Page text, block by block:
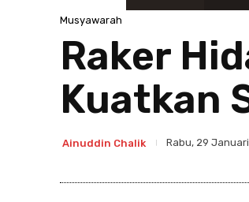
Musyawarah
Raker
Kuatkan
Ainuddin Chalik Rabu, 29